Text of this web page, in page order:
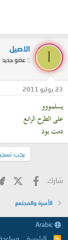
الاصيل
:: عضو جديد
23 يوليو 2011
يسلمووو
على الطرح الرائع
دمت بود
يجب
شارك: فيسبوك
الأسرة والمجتمع
R